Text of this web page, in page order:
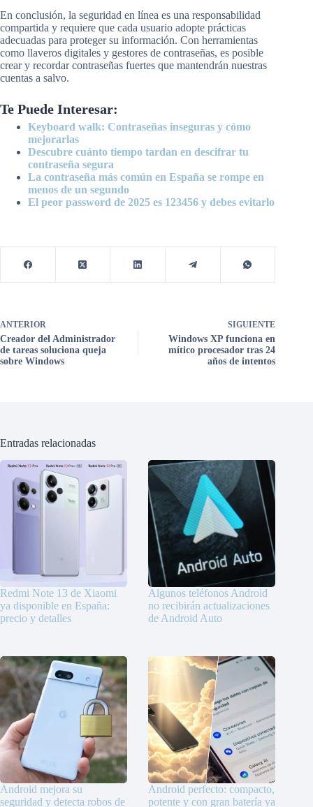
En conclusión, la seguridad en línea es una responsabilidad
compartida y requiere que cada usuario adopte prácticas
adecuadas para proteger su información. Con herramientas
como llaveros digitales y gestores de contraseñas, es posible
crear y recordar contraseñas fuertes que mantendrán nuestras
cuentas a salvo.
Te Puede Interesar:
Keyboard walk: Contraseñas inseguras y cómo
mejorarlas
Descubre cuánto tiempo tardan en descifrar tu
contraseña segura
La contraseña más común en España se rompe en
menos de un segundo
El peor password de 2025 es 123456 y debes evitarlo
ANTERIOR
Creador del Administrador
de tareas soluciona queja
sobre Windows
SIGUIENTE
Windows XP funciona en
mítico procesador tras 24
años de intentos
Entradas relacionadas
Redmi Note 13 de Xiaomi
ya disponible en España:
precio y detalles
Algunos teléfonos Android
no recibirán actualizaciones
de Android Auto
Android mejora su
seguridad y detecta robos de
Android perfecto: compacto,
potente y con gran batería ya